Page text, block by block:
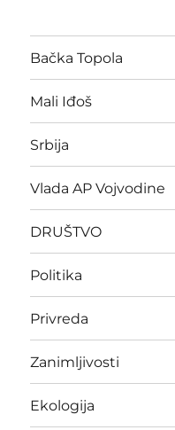
Bačka Topola
Mali Iđoš
Srbija
Vlada AP Vojvodine
DRUŠTVO
Politika
Privreda
Zanimljivosti
Ekologija